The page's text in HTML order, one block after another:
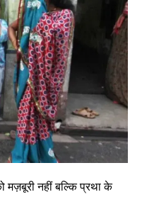
नहीं बल्कि प्रथा के